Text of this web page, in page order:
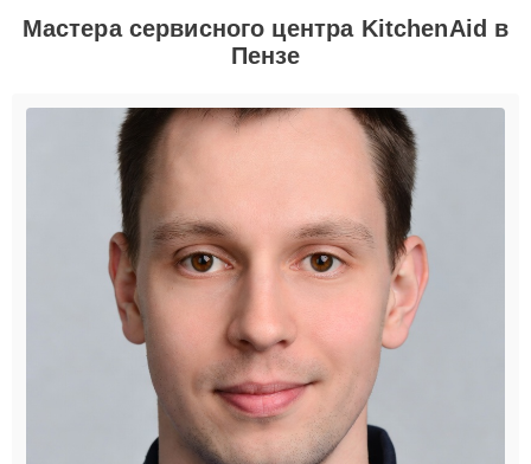
Мастера сервисного центра KitchenAid в
Пензе